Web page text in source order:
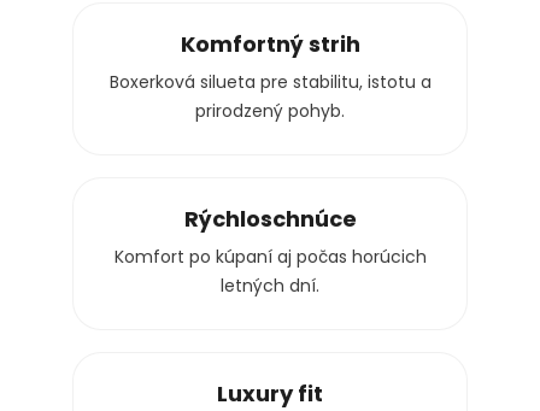
Komfortný strih
Boxerková silueta pre stabilitu, istotu a
prirodzený pohyb.
Rýchloschnúce
Komfort po kúpaní aj počas horúcich
letných dní.
Luxury fit